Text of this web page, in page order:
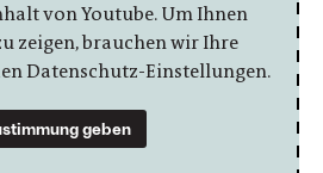
von Youtube. Um Ihnen
zeigen, brauchen wir Ihre
Datenschutz-Einstellungen.
geben